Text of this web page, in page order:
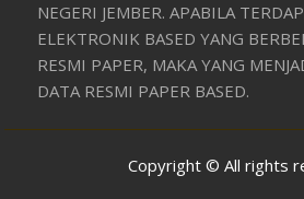
NEGERI JEMBER. APABILA
ELEKTRONIK BASED YANG
RESMI PAPER, MAKA YANG
DATA RESMI PAPER BASED.
Copyright © All rights